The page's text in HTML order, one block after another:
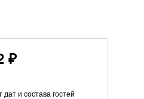
₽
и состава гостей